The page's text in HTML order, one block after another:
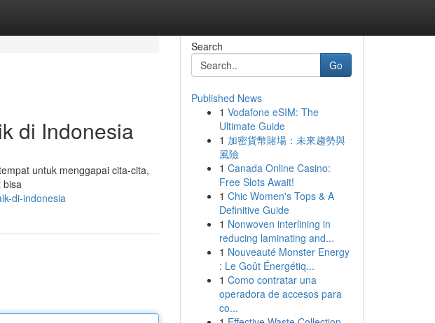
di Indonesia
untuk menggapai cita-cita,
bisa
di-indonesia
Search
Go
Published News
1 Vodafone eSIM: The
Ultimate Guide
1 加密貨幣賭場：未來趨勢與
風險
1 Canada Online Casino:
Free Slots Await!
1 Chic Women's Tops & A
Definitive Guide
1 Nonwoven interlining in
reducing laminating and...
1 Nouveauté Monster Energy
: Le Goût Énergétiq...
1 Como contratar una
operadora de accesos para
co...